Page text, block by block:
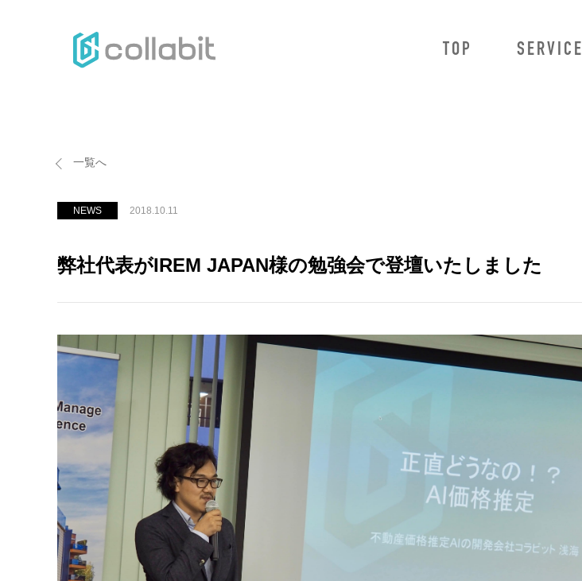
TOP SERVICE
一覧へ
NEWS 2018.10.11
弊社代表がIREM JAPAN様の勉強会で登壇いたしました